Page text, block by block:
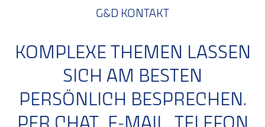
G&D KONTAKT
KOMPLEXE THEMEN LASSEN
SICH AM BESTEN
PERSÖNLICH BESPRECHEN.